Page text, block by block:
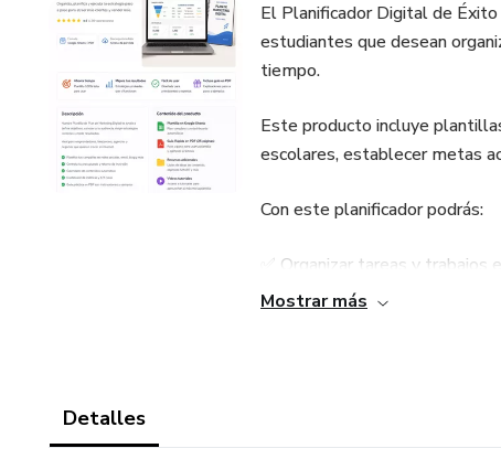
El Planificador Digital de Éxito
estudiantes que desean
tiempo.
Este producto incluye
escolares, establecer metas
Con este planificador podrás:
✅ Organizar tareas y trabajos
Mostrar más
Detalles